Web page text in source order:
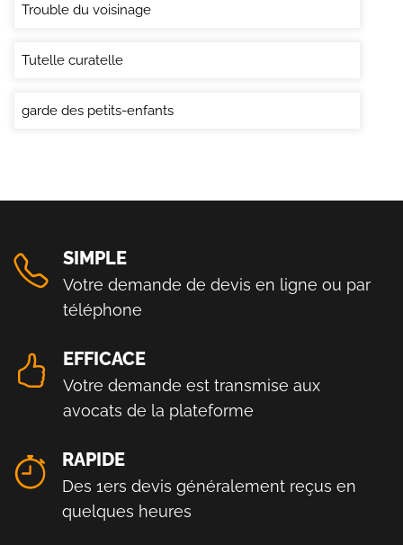
Trouble du voisinage
Tutelle curatelle
garde des petits-enfants
SIMPLE
Votre demande de devis en ligne ou par
téléphone
EFFICACE
Votre demande est transmise aux
avocats de la plateforme
RAPIDE
Des 1ers devis généralement reçus en
quelques heures